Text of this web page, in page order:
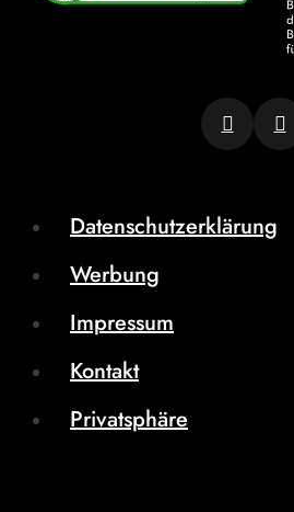
Datenschutzerklärung
Werbung
Impressum
Kontakt
Privatsphäre